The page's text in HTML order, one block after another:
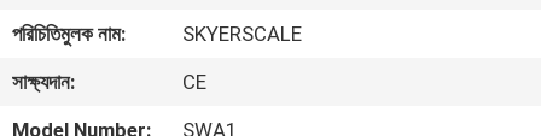
ভিডিও
আমাদের
পরিচিতিমুলক নাম:
SKYERSCALE
সাক্ষ্যদান:
CE
Model Number:
SWA1